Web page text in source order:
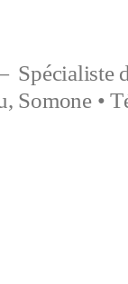
Spécialiste
Somone •